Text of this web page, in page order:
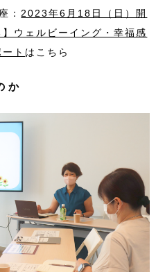
： 2023年6月18日（日）開
ウェルビーイング・幸福感
ト はこちら
か